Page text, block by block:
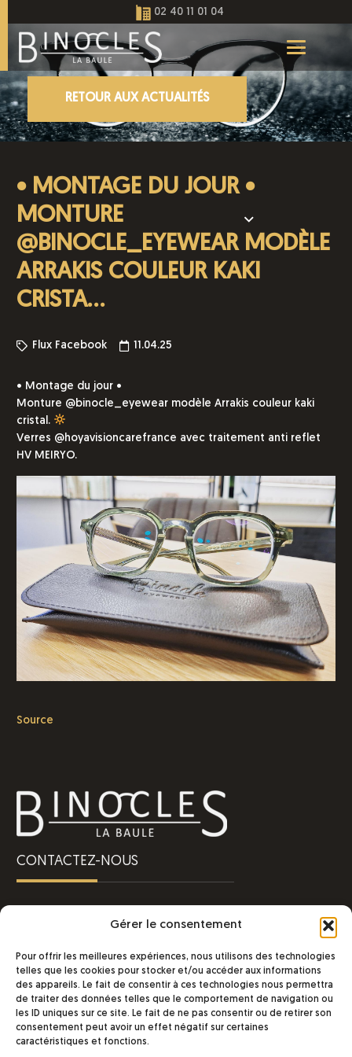
Gérer le consentement
Pour offrir les meilleures expériences, nous utilisons des technologies
telles que les cookies pour stocker et/ou accéder aux informations
des appareils. Le fait de consentir à ces technologies nous permettra
de traiter des données telles que le comportement de navigation ou
les ID uniques sur ce site. Le fait de ne pas consentir ou de retirer son
consentement peut avoir un effet négatif sur certaines
caractéristiques et fonctions.
02 40 11 01 04
RETOUR AUX ACTUALITÉS
• MONTAGE DU JOUR •
MONTURE
@BINOCLE_EYEWEAR MODÈLE
ARRAKIS COULEUR KAKI
CRISTA…
Flux Facebook 11.04.25
• Montage du jour •
Monture @binocle_eyewear modèle Arrakis couleur kaki
cristal.
Verres @hoyavisioncarefrance avec traitement anti reflet
HV MEIRYO.
Source
CONTACTEZ-NOUS
Besoin d’un renseignement ?
INFORMATIONS
BINOCLES LA BAULE